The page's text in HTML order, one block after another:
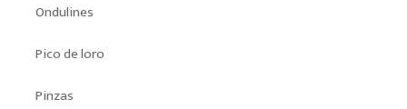
Ondulines
Pico de loro
Pinzas